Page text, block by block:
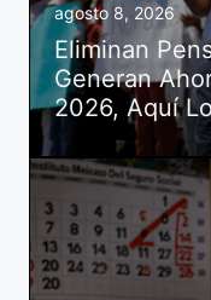
agosto 8, 2026
Eliminan
Generan
2026, Aquí